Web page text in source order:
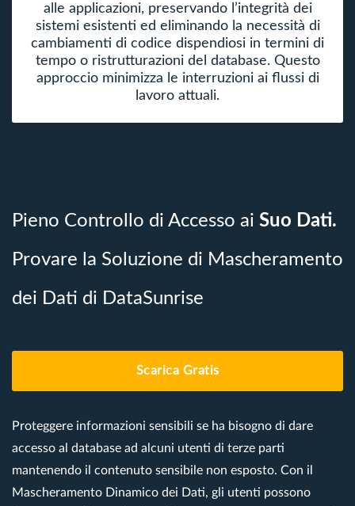
alle applicazioni, preservando l’integrità dei
sistemi esistenti ed eliminando la necessità di
cambiamenti di codice dispendiosi in termini di
tempo o ristrutturazioni del database. Questo
approccio minimizza le interruzioni ai flussi di
lavoro attuali.
Pieno Controllo di Accesso ai Suo Dati.
Provare la Soluzione di Mascheramento
dei Dati di DataSunrise
Scarica Gratis
Proteggere informazioni sensibili se ha bisogno di dare
accesso al database ad alcuni utenti di terze parti
mantenendo il contenuto sensibile non esposto. Con il
Mascheramento Dinamico dei Dati, gli utenti possono